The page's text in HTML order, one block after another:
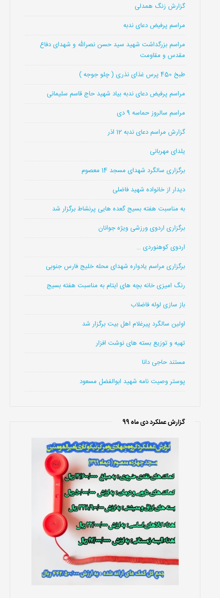
گزارش زنگ همدلی
مراسم پرفیض دعای ندبه
مراسم بزرگداشت شهید سید حسن نصرالله و شهدای دفاع
مقدس و مقاومت
طبخ 450 پرس غذای نذری ( چلو جوجه )
مراسم پرفیض دعای ندبه بیاد شهید حاج قاسم سلیمانی
مراسم سالروز حماسه 9 دی
گزارش مراسم دعای ندبه 12 اذر
یلدای مهربانی
برگزاری سالگرد شهدای مسجد 14 معصوم
دیدار از خانواده شهید فاضلی
به مناسبت هفته بسیج گعده هایی پرنشاط برگزار شد
برگزاری اردوی ورزشی ویژه جوانان
اردوی کوهنوردی …
برگزاری مراسم یادواره شهدای محله خلیج فارس جنوبی
رنگ امیزی خانه بچه های ایتام به مناسبت هفته بسیج
باز سازی لوله فاضلاب
اولین سالگرد پیرغلام اهل بیت برگزار شد
تهیه و توزیع بسته های نوشت افزار
مستند حاجی دانا
پوستر وصیت نامه شهید ابوالفضل مسعود
گزارش عملکرد دی ماه 99